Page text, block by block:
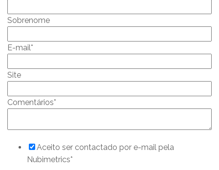
Sobrenome
E-mail*
Site
Comentários*
Aceito ser contactado por e-mail pela
Nubimetrics*